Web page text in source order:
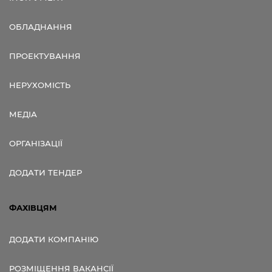
ОБЛАДНАННЯ
ПРОЕКТУВАННЯ
НЕРУХОМІСТЬ
МЕДІА
ОРГАНІЗАЦІЇ
ДОДАТИ ТЕНДЕР
ФАХІВЦЯМ
ДОДАТИ КОМПАНІЮ
РОЗМІЩЕННЯ ВАКАНСІЇ